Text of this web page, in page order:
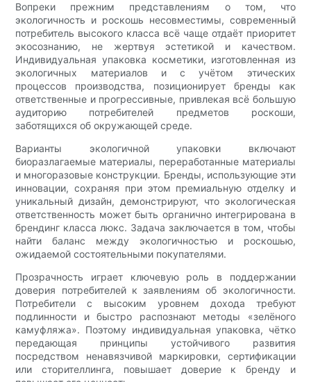
Вопреки прежним представлениям о том, что
экологичность и роскошь несовместимы, современный
потребитель высокого класса всё чаще отдаёт приоритет
экосознанию, не жертвуя эстетикой и качеством.
Индивидуальная упаковка косметики, изготовленная из
экологичных материалов и с учётом этических
процессов производства, позиционирует бренды как
ответственные и прогрессивные, привлекая всё большую
аудиторию потребителей предметов роскоши,
заботящихся об окружающей среде.
Варианты экологичной упаковки включают
биоразлагаемые материалы, переработанные материалы
и многоразовые конструкции. Бренды, использующие эти
инновации, сохраняя при этом премиальную отделку и
уникальный дизайн, демонстрируют, что экологическая
ответственность может быть органично интегрирована в
брендинг класса люкс. Задача заключается в том, чтобы
найти баланс между экологичностью и роскошью,
ожидаемой состоятельными покупателями.
Прозрачность играет ключевую роль в поддержании
доверия потребителей к заявлениям об экологичности.
Потребители с высоким уровнем дохода требуют
подлинности и быстро распознают методы «зелёного
камуфляжа». Поэтому индивидуальная упаковка, чётко
передающая принципы устойчивого развития
посредством ненавязчивой маркировки, сертификации
или сторителлинга, повышает доверие к бренду и